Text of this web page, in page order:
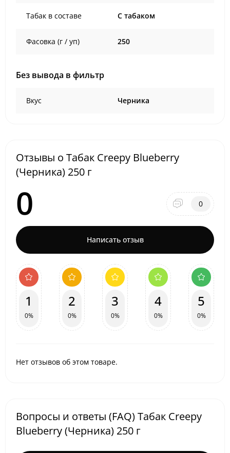
Табак в составе C табаком
Фасовка (г / уп) 250
Без вывода в фильтр
Вкус Черника
Отзывы о Табак Creepy Blueberry
(Черника) 250 г
0 0
Написать отзыв
1
0%
2
0%
3
0%
4
0%
5
0%
Нет отзывов об этом товаре.
Вопросы и ответы (FAQ) Табак Creepy
Blueberry (Черника) 250 г